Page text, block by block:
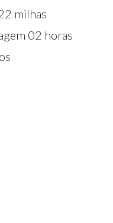
milhas
02 horas